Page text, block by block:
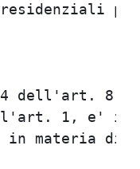
4
2)
in